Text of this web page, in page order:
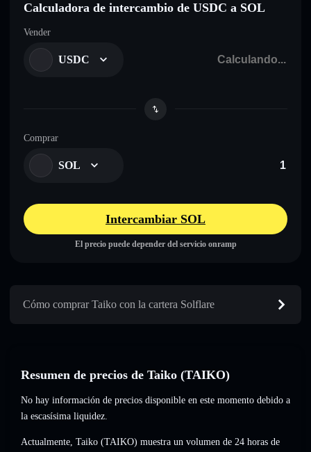
Calculadora de intercambio de USDC a SOL
Vender
USDC
Comprar
SOL
Intercambiar SOL
El precio puede depender del servicio onramp
Cómo comprar Taiko con la cartera Solflare
Resumen de precios de Taiko (TAIKO)
No hay información de precios disponible en este momento debido a
la escasísima liquidez.
Actualmente, Taiko (TAIKO) muestra un volumen de 24 horas de